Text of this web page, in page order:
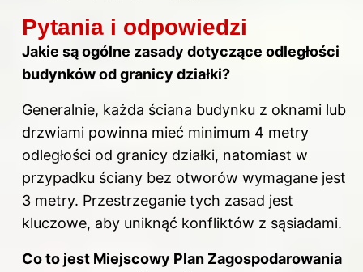
Pytania i odpowiedzi
Jakie są ogólne zasady dotyczące odległości
budynków od granicy działki?
Generalnie, każda ściana budynku z oknami lub
drzwiami powinna mieć minimum 4 metry
odległości od granicy działki, natomiast w
przypadku ściany bez otworów wymagane jest
3 metry. Przestrzeganie tych zasad jest
kluczowe, aby uniknąć konfliktów z sąsiadami.
Co to jest Miejscowy Plan Zagospodarowania